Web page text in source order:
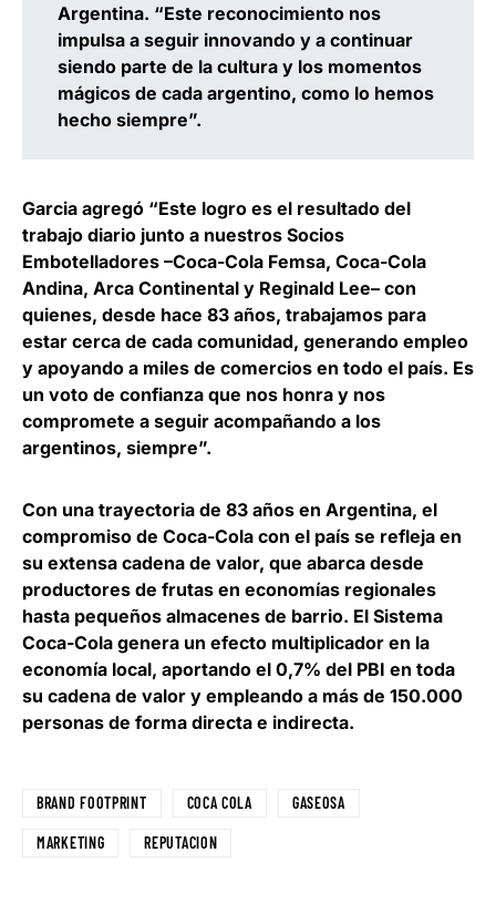
Argentina. “Este reconocimiento nos
impulsa a seguir innovando y a continuar
siendo parte de la cultura y los momentos
mágicos de cada argentino, como lo hemos
hecho siempre”.
Garcia agregó “Este logro es el resultado del
trabajo diario junto a nuestros Socios
Embotelladores –Coca-Cola Femsa, Coca-Cola
Andina, Arca Continental y Reginald Lee– con
quienes, desde hace 83 años, trabajamos para
estar cerca de cada comunidad, generando empleo
y apoyando a miles de comercios en todo el país. Es
un voto de confianza que nos honra y nos
compromete a seguir acompañando a los
argentinos, siempre”.
Con una trayectoria de 83 años en Argentina, el
compromiso de Coca-Cola con el país se refleja en
su extensa cadena de valor, que abarca desde
productores de frutas en economías regionales
hasta pequeños almacenes de barrio. El Sistema
Coca-Cola genera un efecto multiplicador en la
economía local, aportando el 0,7% del PBI en toda
su cadena de valor y empleando a más de 150.000
personas de forma directa e indirecta.
BRAND FOOTPRINT COCA COLA GASEOSA
MARKETING REPUTACION